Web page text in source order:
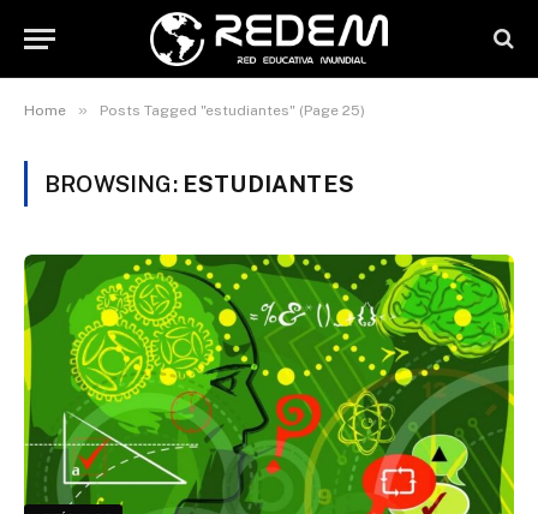
Home » Posts Tagged "estudiantes" (Page 25)
BROWSING: ESTUDIANTES